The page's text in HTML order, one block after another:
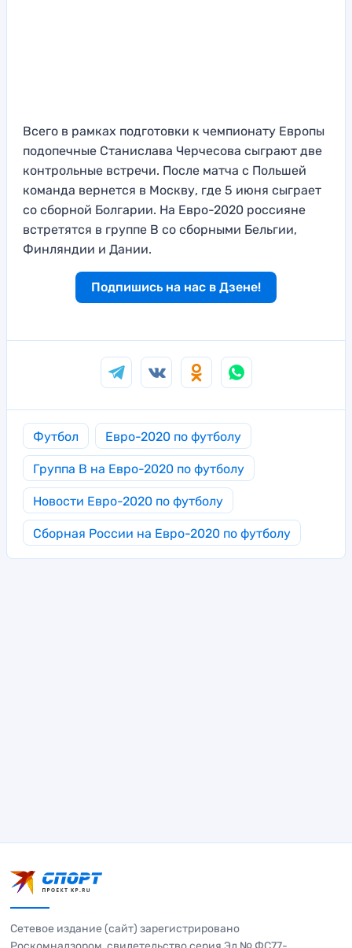
Всего в рамках подготовки к чемпионату Европы
подопечные Станислава Черчесова сыграют две
контрольные встречи. После матча с Польшей
команда вернется в Москву, где 5 июня сыграет
со сборной Болгарии. На Евро-2020 россияне
встретятся в группе В со сборными Бельгии,
Финляндии и Дании.
Подпишись на нас в Дзене!
Футбол Евро-2020 по футболу
Группа B на Евро-2020 по футболу
Новости Евро-2020 по футболу
Сборная России на Евро-2020 по футболу
Сетевое издание (сайт) зарегистрировано